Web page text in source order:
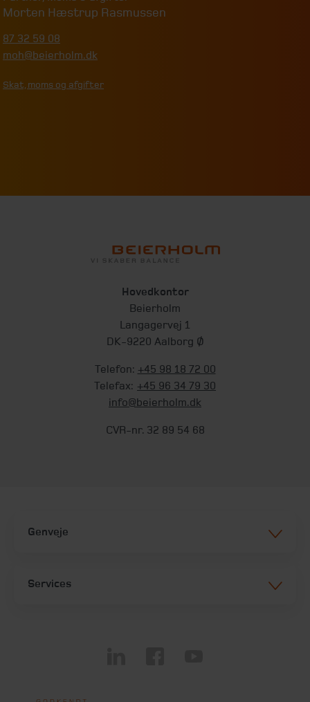
Morten Hæstrup Rasmussen
87 32 59 08
moh@beierholm.dk
Skat, moms og afgifter
Hovedkontor
Beierholm
Langagervej 1
DK-9220 Aalborg Ø
Telefon: +45 98 18 72 00
Telefax: +45 96 34 79 30
info@beierholm.dk
CVR-nr. 32 89 54 68
Genveje
Services